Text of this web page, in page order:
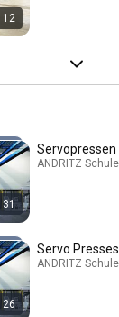
12
31
Servopressen
26
Servo Presses